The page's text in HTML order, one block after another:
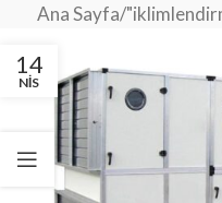
Ana Sayfa
14
NIS